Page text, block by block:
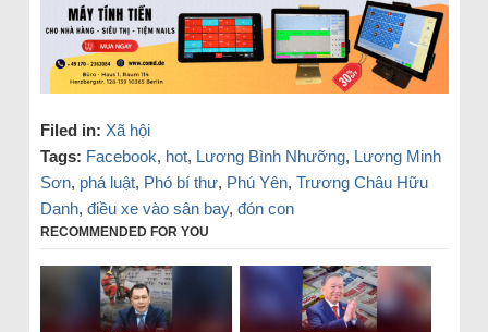
Filed in: Xã hội
Tags: Facebook, hot, Lương Bình Nhưỡng, Lương Minh
Sơn, phá luật, Phó bí thư, Phú Yên, Trương Châu Hữu
Danh, điều xe vào sân bay, đón con
RECOMMENDED FOR YOU